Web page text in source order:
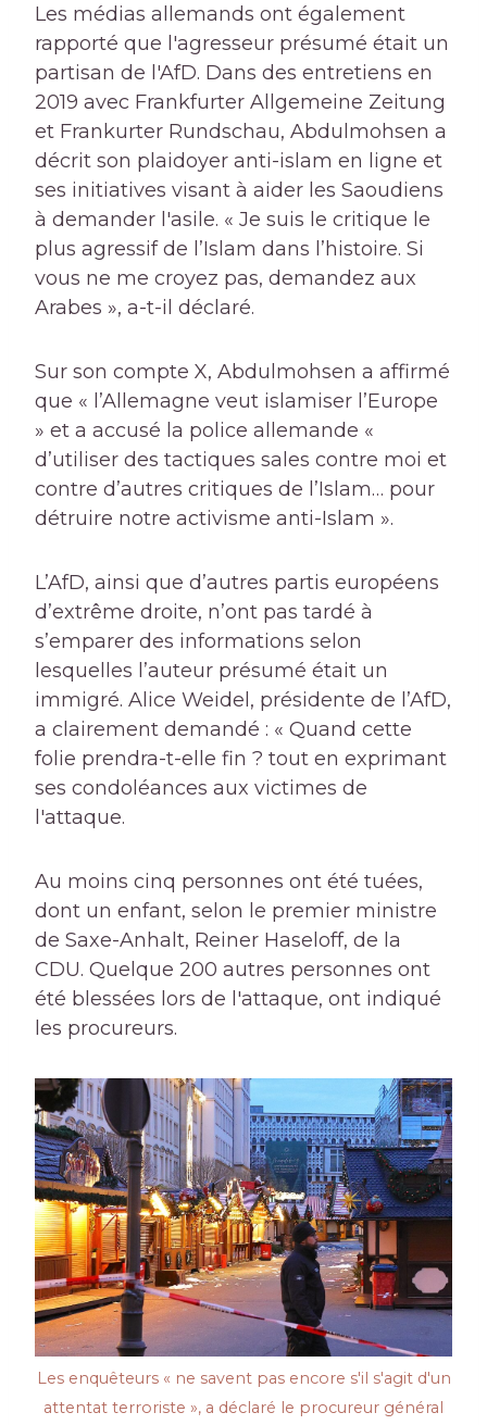
Les médias allemands ont également
rapporté que l'agresseur présumé était un
partisan de l'AfD. Dans des entretiens en
2019 avec Frankfurter Allgemeine Zeitung
et Frankurter Rundschau, Abdulmohsen a
décrit son plaidoyer anti-islam en ligne et
ses initiatives visant à aider les Saoudiens
à demander l'asile. « Je suis le critique le
plus agressif de l’Islam dans l’histoire. Si
vous ne me croyez pas, demandez aux
Arabes », a-t-il déclaré.
Sur son compte X, Abdulmohsen a affirmé
que « l’Allemagne veut islamiser l’Europe
» et a accusé la police allemande «
d’utiliser des tactiques sales contre moi et
contre d’autres critiques de l’Islam… pour
détruire notre activisme anti-Islam ».
L’AfD, ainsi que d’autres partis européens
d’extrême droite, n’ont pas tardé à
s’emparer des informations selon
lesquelles l’auteur présumé était un
immigré. Alice Weidel, présidente de l’AfD,
a clairement demandé : « Quand cette
folie prendra-t-elle fin ? tout en exprimant
ses condoléances aux victimes de
l'attaque.
Au moins cinq personnes ont été tuées,
dont un enfant, selon le premier ministre
de Saxe-Anhalt, Reiner Haseloff, de la
CDU. Quelque 200 autres personnes ont
été blessées lors de l'attaque, ont indiqué
les procureurs.
Les enquêteurs « ne savent pas encore s'il s'agit d'un
attentat terroriste », a déclaré le procureur général